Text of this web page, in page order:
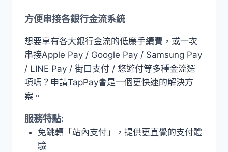
方便串接各銀行金流系統
想要享有各大銀行金流的低廉手續費，或一次
串接Apple Pay / Google Pay / Samsung Pay
/ LINE Pay / 街口支付 / 悠遊付等多種金流選
項嗎？申請TapPay會是一個更快速的解決方
案。
服務特點:
免跳轉「站內支付」，提供更直覺的支付體
驗